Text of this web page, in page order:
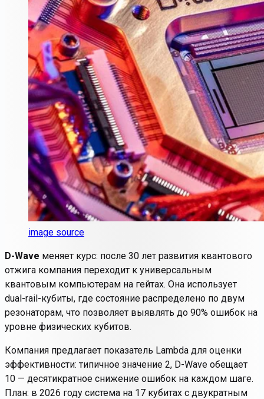
image source
D-Wave меняет курс: после 30 лет развития квантового
отжига компания переходит к универсальным
квантовым компьютерам на гейтах. Она использует
dual-rail-кубиты, где состояние распределено по двум
резонаторам, что позволяет выявлять до 90% ошибок на
уровне физических кубитов.
Компания предлагает показатель Lambda для оценки
эффективности: типичное значение 2, D-Wave обещает
10 — десятикратное снижение ошибок на каждом шаге.
План: в 2026 году система на 17 кубитах с двукратным